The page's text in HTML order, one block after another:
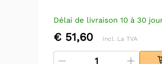
Délai de livraison 10 à 30
€ 51,60 Incl. La TVA